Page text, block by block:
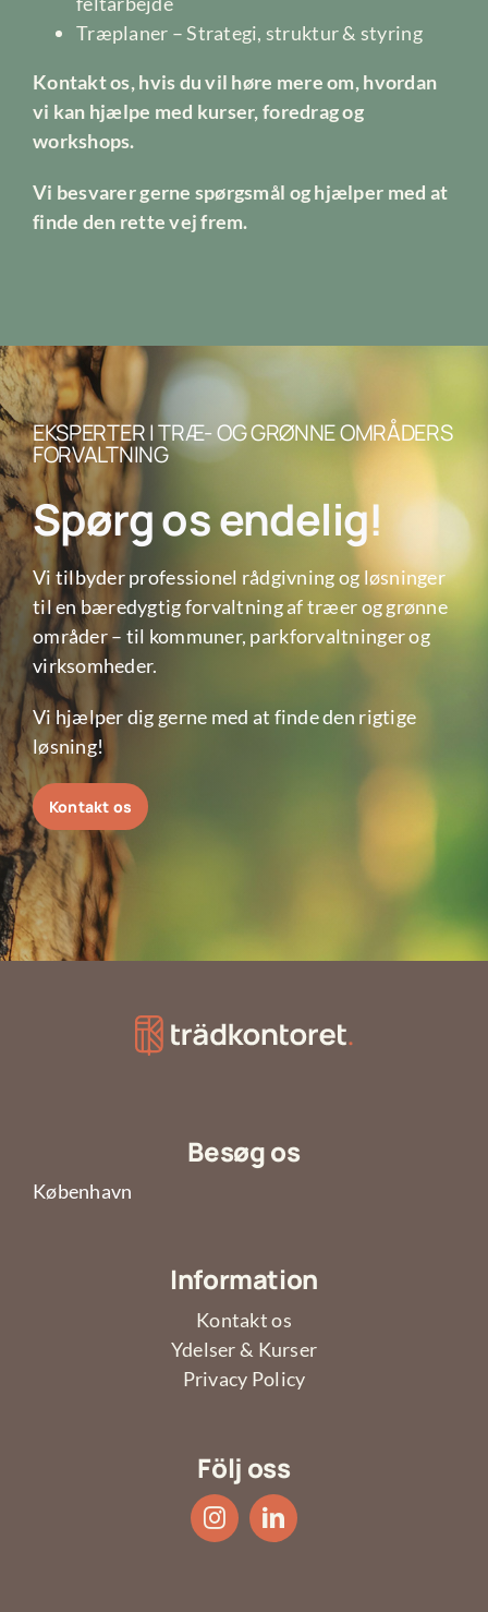
Træplaner – Strategi, struktur & styring
Kontakt os, hvis du vil høre mere om, hvordan
vi kan hjælpe med kurser, foredrag og
workshops.
Vi besvarer gerne spørgsmål og hjælper med at
finde den rette vej frem.
EKSPERTER I TRÆ- OG GRØNNE OMRÅDERS
FORVALTNING
Spørg os endelig!
Vi tilbyder professionel rådgivning og løsninger
til en bæredygtig forvaltning af træer og grønne
områder – til kommuner, parkforvaltninger og
virksomheder.
Vi hjælper dig gerne med at finde den rigtige
løsning!
Kontakt os
Besøg os
København
Information
Kontakt os
Ydelser & Kurser
Privacy Policy
Följ oss